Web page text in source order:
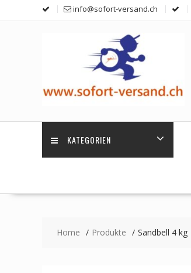
info@sofort-versand.ch
KATEGORIEN
Home Produkte Sandbell 4 kg